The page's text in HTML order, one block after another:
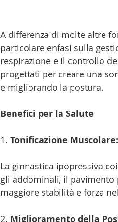
A differenza di molte altre
particolare enfasi sulla
respirazione e il controllo
progettati per creare una
e migliorando la postura.
Benefici per la Salute
1. Tonificazione Muscolare:
La ginnastica ipopressiva
gli addominali, il pavimento
maggiore stabilità e forza
2. Miglioramento della